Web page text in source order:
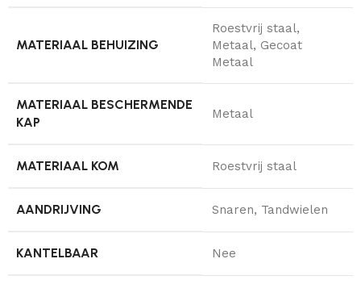
MATERIAAL BEHUIZING
Roestvrij staal,
Metaal, Gecoat
Metaal
MATERIAAL BESCHERMENDE
KAP
Metaal
MATERIAAL KOM Roestvrij staal
AANDRIJVING Snaren, Tandwielen
KANTELBAAR Nee